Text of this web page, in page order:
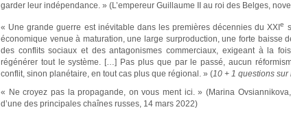
garder leur indépendance. » (L’empereur Guillaume II au roi des Belges,
« Une grande guerre est inévitable dans les premières décennies du XXIe
économique venue à maturation, une large surproduction, une forte baisse
des conflits sociaux et des antagonismes commerciaux, exigeant à la
régénérer tout le système. […] Pas plus que par le passé, aucun
conflit, sinon planétaire, en tout cas plus que régional. » (10 + 1 questions
« Ne croyez pas la propagande, on vous ment ici. » (Marina
d’une des principales chaînes russes, 14 mars 2022)